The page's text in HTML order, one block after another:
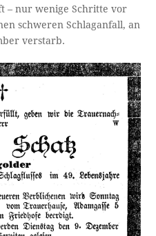
– nur wenige Schritte vor
schweren Schlaganfall, an
verstarb.